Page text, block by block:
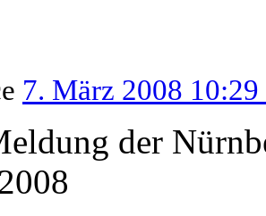
7. März 2008 10:29
der